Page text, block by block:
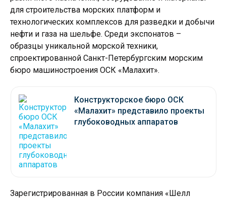
для строительства морских платформ и
технологических комплексов для разведки и добычи
нефти и газа на шельфе. Среди экспонатов –
образцы уникальной морской техники,
спроектированной Санкт-Петербургским морским
бюро машиностроения ОСК «Малахит».
Конструкторское бюро ОСК
«Малахит» представило проекты
глубоководных аппаратов
Зарегистрированная в России компания «Шелл